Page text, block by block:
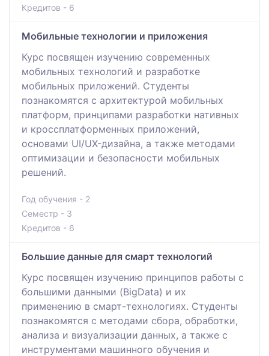
Кредитов - 6
Мобильные технологии и приложения
Курс посвящен изучению современных
мобильных технологий и разработке
мобильных приложений. Студенты
познакомятся с архитектурой мобильных
платформ, принципами разработки нативных
и кроссплатформенных приложений,
основами UI/UX-дизайна, а также методами
оптимизации и безопасности мобильных
решений.
Год обучения - 2
Семестр - 3
Кредитов - 6
Большие данные для смарт технологий
Курс посвящен изучению принципов работы с
большими данными (BigData) и их
применению в смарт-технологиях. Студенты
познакомятся с методами сбора, обработки,
анализа и визуализации данных, а также с
инструментами машинного обучения и